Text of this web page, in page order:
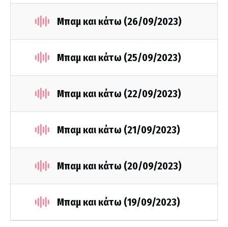
Μπαμ και κάτω (26/09/2023)
Μπαμ και κάτω (25/09/2023)
Μπαμ και κάτω (22/09/2023)
Μπαμ και κάτω (21/09/2023)
Μπαμ και κάτω (20/09/2023)
Μπαμ και κάτω (19/09/2023)